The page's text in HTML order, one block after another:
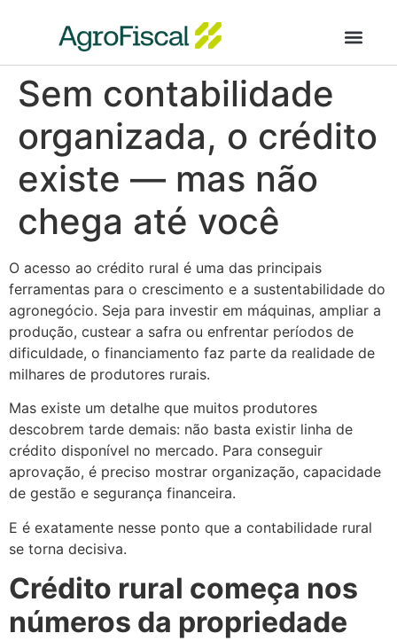
Sem contabilidade
organizada, o crédito
existe — mas não
chega até você
O acesso ao crédito rural é uma das principais
ferramentas para o crescimento e a sustentabilidade do
agronegócio. Seja para investir em máquinas, ampliar a
produção, custear a safra ou enfrentar períodos de
dificuldade, o financiamento faz parte da realidade de
milhares de produtores rurais.
Mas existe um detalhe que muitos produtores
descobrem tarde demais: não basta existir linha de
crédito disponível no mercado. Para conseguir
aprovação, é preciso mostrar organização, capacidade
de gestão e segurança financeira.
E é exatamente nesse ponto que a contabilidade rural
se torna decisiva.
Crédito rural começa nos
números da propriedade